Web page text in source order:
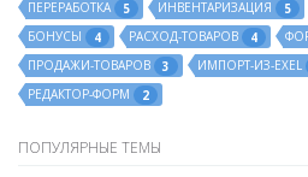
ПЕРЕРАБОТКА
5 ИНВЕНТАРИЗАЦИЯ 5
БОНУСЫ
4 РАСХОД-ТОВАРОВ 4
ПРОДАЖИ-ТОВАРОВ
3 ИМПОРТ-ИЗ-EXEL
РЕДАКТОР-ФОРМ
2
ПОПУЛЯРНЫЕ ТЕМЫ